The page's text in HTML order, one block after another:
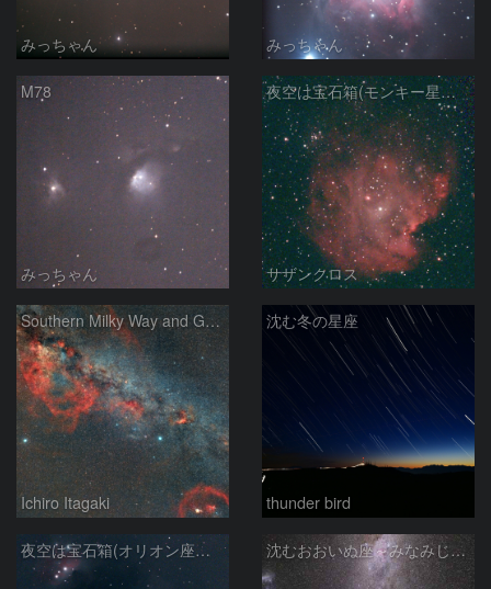
みっちゃん みっちゃん
M78
みっちゃん
夜空は宝石箱(モンキー星雲 NGC2174) Seestar50
サザンクロス
Southern Milky Way and Gum Nebula
Ichiro Itagaki
沈む冬の星座
thunder bird
夜空は宝石箱(オリオン座大星雲 M42) Seestar50 沈むおおいぬ座～みなみじゅうじ座の天の川